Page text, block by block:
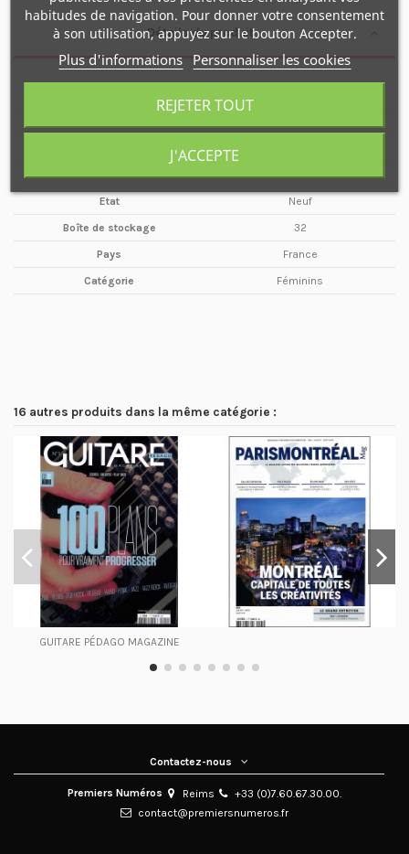
Détails du produit
Maison d'édition PATCHOULI
Etat Neuf
Boîte de stockage 32
Pays France
Catégorie Féminins
16 autres produits dans la même catégorie :
GUITARE PÉDAGO MAGAZINE
Contactez-nous
Premiers Numéros Reims
+33 (0)7.60.67.30.00.
contact@premiersnumeros.fr
habitudes de navigation. Pour donner votre consentement
à son utilisation, appuyez sur le bouton Accepter.
Plus d'informations Personnaliser les cookies
REJETER TOUT
J'ACCEPTE